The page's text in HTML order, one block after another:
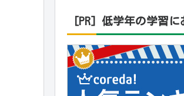
[PR] 低学年の学習に